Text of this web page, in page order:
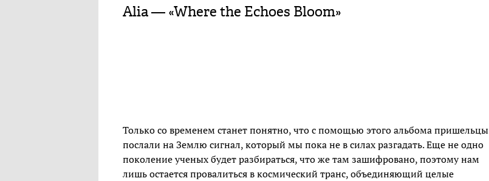
Alia — «Where the Echoes Bloom»
Только со временем станет понятно, что с помощью этого альбома пришельцы
послали на Землю сигнал, который мы пока не в силах разгадать. Еще не одно
поколение ученых будет разбираться, что же там зашифровано, поэтому нам
лишь остается провалиться в космический транс, объединяющий целые